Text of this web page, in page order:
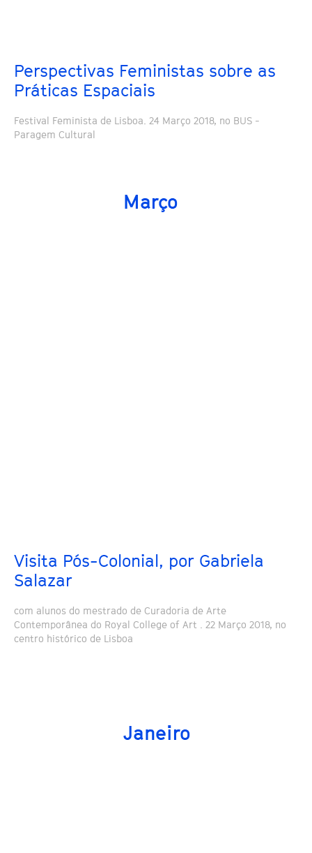
Perspectivas Feministas sobre as
Práticas Espaciais
Festival Feminista de Lisboa. 24 Março 2018, no BUS -
Paragem Cultural
Março
Visita Pós-Colonial, por Gabriela
Salazar
com alunos do mestrado de Curadoria de Arte
Contemporânea do Royal College of Art . 22 Março 2018, no
centro histórico de Lisboa
Janeiro